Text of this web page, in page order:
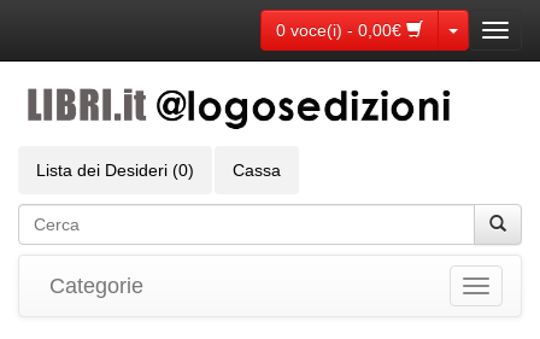
0 voce(i) - 0,00€ Toggle
Lista dei Desideri (0) Cassa
Toggle
Categorie